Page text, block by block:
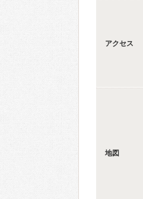
アクセス
地図